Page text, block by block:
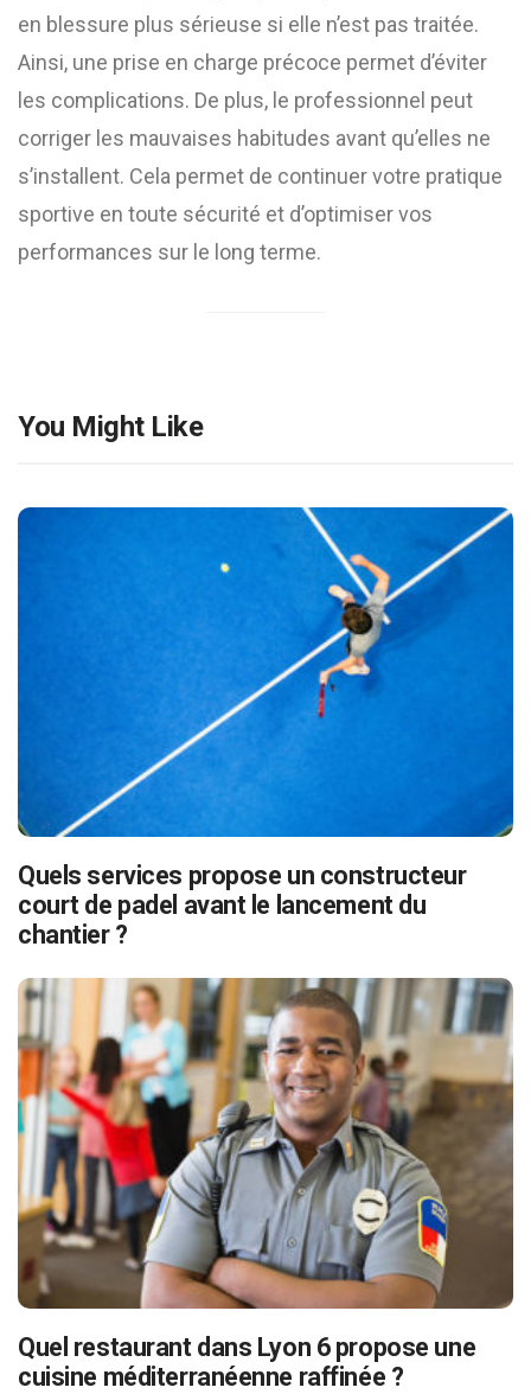
en blessure plus sérieuse si elle n’est pas traitée.
Ainsi, une prise en charge précoce permet d’éviter
les complications. De plus, le professionnel peut
corriger les mauvaises habitudes avant qu’elles ne
s’installent. Cela permet de continuer votre pratique
sportive en toute sécurité et d’optimiser vos
performances sur le long terme.
You Might Like
Quels services propose un constructeur
court de padel avant le lancement du
chantier ?
Quel restaurant dans Lyon 6 propose une
cuisine méditerranéenne raffinée ?